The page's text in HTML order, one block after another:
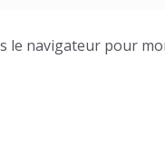
le navigateur pour